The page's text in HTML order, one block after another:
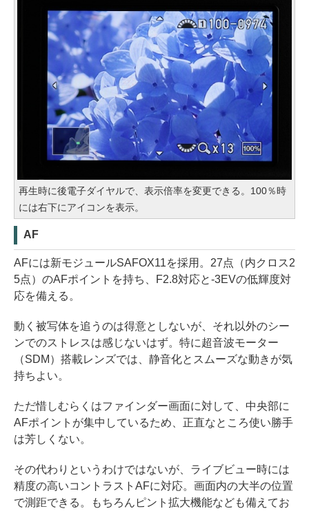
再生時に後電子ダイヤルで、表示倍率を変更できる。100％時
には右下にアイコンを表示。
AF
AFには新モジュールSAFOX11を採用。27点（内クロス2
5点）のAFポイントを持ち、F2.8対応と-3EVの低輝度対
応を備える。
動く被写体を追うのは得意としないが、それ以外のシー
ンでのストレスは感じないはず。特に超音波モーター
（SDM）搭載レンズでは、静音化とスムーズな動きが気
持ちよい。
ただ惜しむらくはファインダー画面に対して、中央部に
AFポイントが集中しているため、正直なところ使い勝手
は芳しくない。
その代わりというわけではないが、ライブビュー時には
精度の高いコントラストAFに対応。画面内の大半の位置
で測距できる。もちろんピント拡大機能なども備えてお